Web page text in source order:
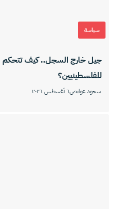
سياسة
جيل خارج السجل.. كيف تتحكم
للفلسطينيين؟
سجود عوايص٦ أغسطس ٢٠٢٦